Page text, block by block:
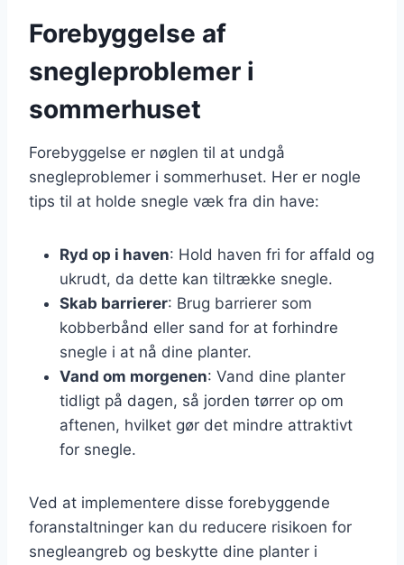
Forebyggelse af
snegleproblemer i
sommerhuset
Forebyggelse er nøglen til at undgå
snegleproblemer i sommerhuset. Her er nogle
tips til at holde snegle væk fra din have:
Ryd op i haven: Hold haven fri for affald og
ukrudt, da dette kan tiltrække snegle.
Skab barrierer: Brug barrierer som
kobberbånd eller sand for at forhindre
snegle i at nå dine planter.
Vand om morgenen: Vand dine planter
tidligt på dagen, så jorden tørrer op om
aftenen, hvilket gør det mindre attraktivt
for snegle.
Ved at implementere disse forebyggende
foranstaltninger kan du reducere risikoen for
snegleangreb og beskytte dine planter i